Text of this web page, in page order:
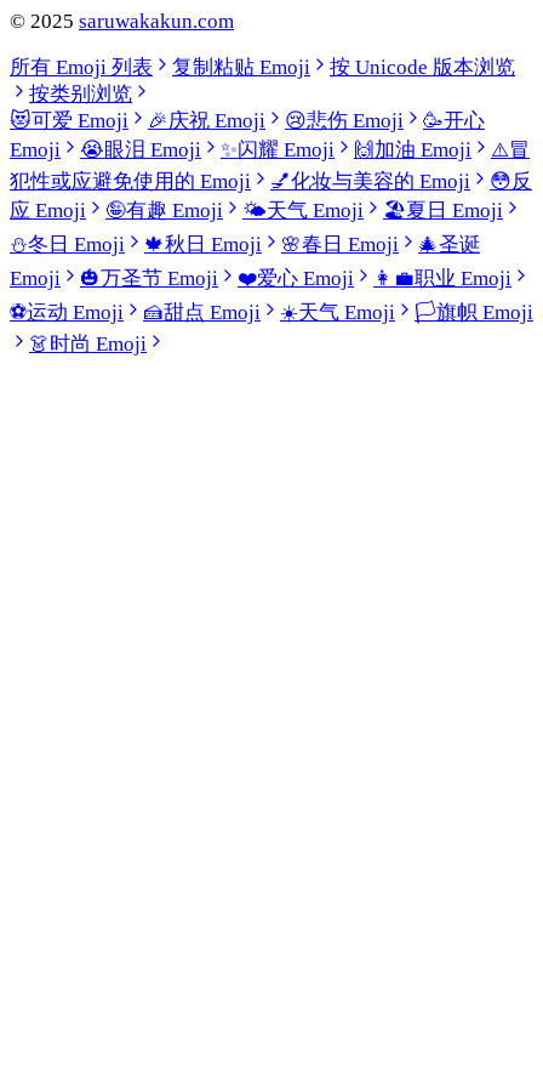
© 2025 saruwakakun.com
所有 Emoji 列表
复制粘贴 Emoji
按 Unicode 版本浏览
按类别浏览
😻可爱 Emoji 🎉庆祝 Emoji 😢悲伤 Emoji 🥳开心
Emoji
😭眼泪 Emoji ✨闪耀 Emoji 🙌加油 Emoji ⚠️冒
犯性或应避免使用的 Emoji
💅化妆与美容的 Emoji 😳反
应 Emoji
🤪有趣 Emoji 🌤️天气 Emoji 🏖️夏日 Emoji
⛄冬日 Emoji 🍁秋日 Emoji 🌸春日 Emoji 🎄圣诞
Emoji
🎃万圣节 Emoji ❤️爱心 Emoji 👩‍💼职业 Emoji
⚽运动 Emoji 🍰甜点 Emoji ☀️天气 Emoji 🏳️旗帜 Emoji
👗时尚 Emoji